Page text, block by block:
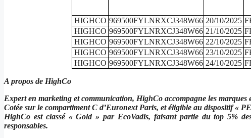
HIGHCO 969500FYLNRXCJ348W66 20/10/2025
HIGHCO 969500FYLNRXCJ348W66 21/10/2025
HIGHCO 969500FYLNRXCJ348W66 22/10/2025
HIGHCO 969500FYLNRXCJ348W66 23/10/2025
HIGHCO 969500FYLNRXCJ348W66 24/10/2025
A propos de HighCo
Expert en marketing et communication, HighCo accompagne les
Cotée sur le compartiment C d’Euronext Paris, et éligible au dispositif «
HighCo est classé « Gold » par EcoVadis, faisant partie du top 5%
responsables.